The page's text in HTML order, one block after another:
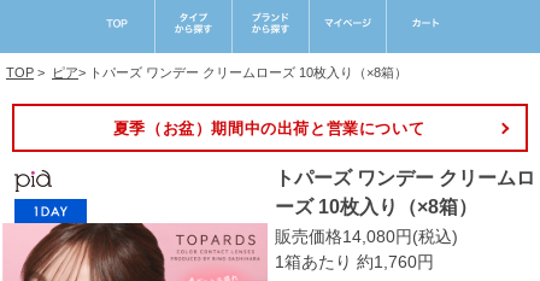
TOP > ピア> トパーズ ワンデー クリームローズ 10枚入り（×8箱）
夏季（お盆）期間中の出荷と営業について
トパーズ ワンデー クリームロ
ーズ 10枚入り（×8箱）
販売価格14,080円(税込)
1箱あたり 約1,760円